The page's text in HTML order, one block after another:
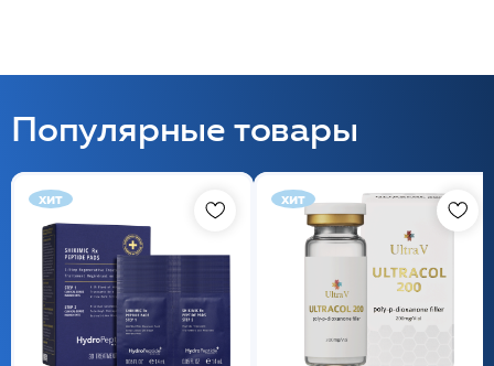
Популярные товары
хит хит